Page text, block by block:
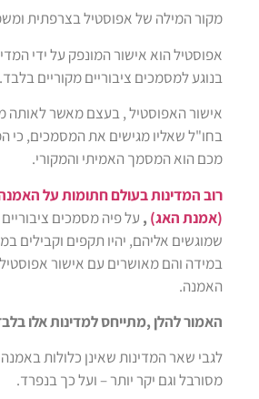
לאפס
כל
האפשרויות
cached
הצהרת נגישות
מקור המילה של אפוסטיל בצרפתית
אפוסטיל הוא אישור המונפק על ידי
בנוגע למסמכים ציבוריים מקוריים בלבד.
אישור האפוסטיל , בעצם מאשר לאותה
בחו"ל שאליו מגישים את המסמכים,
מכם הוא המסמך האמיתי והמקורי.
רוב המדינות בעולם חתומות על
(אמנת האג) , על פיה מסמכים
שמוגשים אליהם, יהיו תקפים וקבילים
במידה והם מאושרים עם אישור
האמנה.
האמור להלן ,מתייחס למדינות אלו
לגבי שאר המדינות שאינן כלולות
מסורבל וגם יקר יותר – ועל כך בנפרד.